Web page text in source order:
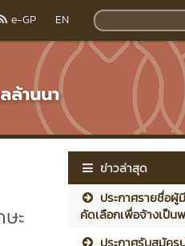
e-GP EN
ะ
ข่าวล่าสุด
ประกาศรายชื่อผู้
คัดเลือกเพื่อจ้างเป็น